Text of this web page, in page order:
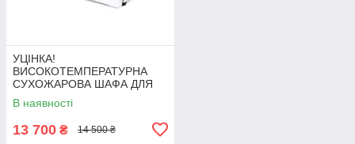
УЦІНКА!
ВИСОКОТЕМПЕРАТУРНА
СУХОЖАРОВА ШАФА ДЛЯ
СТЕРИЛІЗАЦІЇ MICROSTOP
ГП15 PRO
В наявності
13 700 ₴ 14 500 ₴